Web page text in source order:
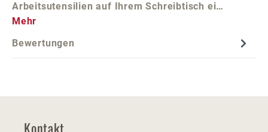
Arbeitsutensilien auf Ihrem Schreibtisch ei…
Mehr
Bewertungen
Kontakt